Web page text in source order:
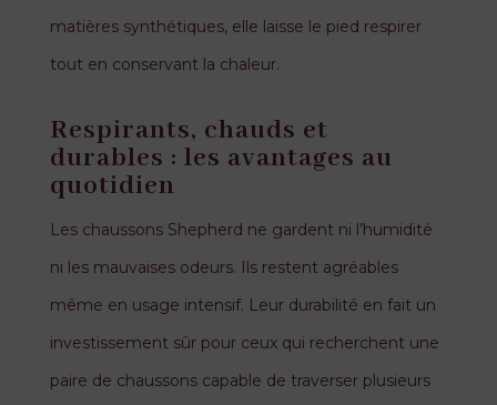
matières synthétiques, elle laisse le pied respirer
tout en conservant la chaleur.
Respirants, chauds et
durables : les avantages au
quotidien
Les chaussons Shepherd ne gardent ni l’humidité
ni les mauvaises odeurs. Ils restent agréables
même en usage intensif. Leur durabilité en fait un
investissement sûr pour ceux qui recherchent une
paire de chaussons capable de traverser plusieurs